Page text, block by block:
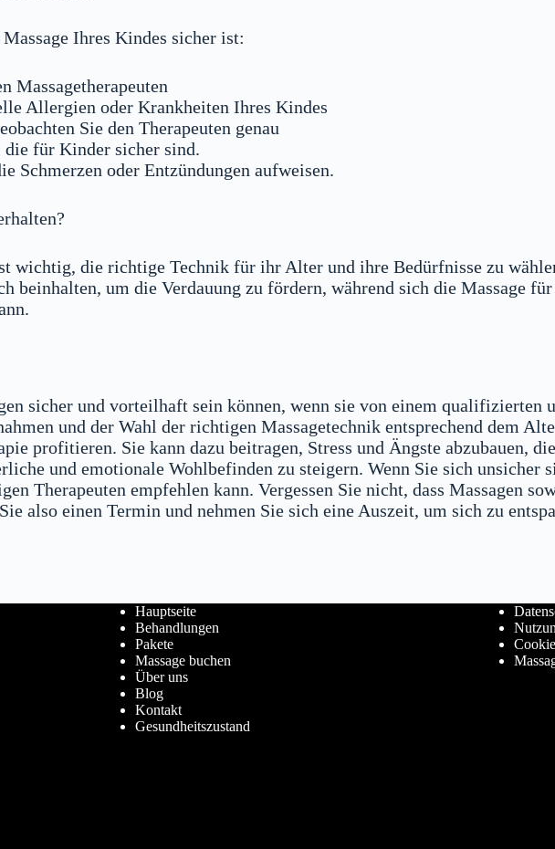
Ihres Kindes sicher ist:
Massagetherapeuten
Allergien oder Krankheiten Ihres Kindes
Sie den Therapeuten genau
die für Kinder sicher sind.
Schmerzen oder Entzündungen aufweisen.
wichtig, die richtige Technik für ihr Alter und ihre Bedürfnisse zu
beinhalten, um die Verdauung zu fördern, während sich die Massage
sicher und vorteilhaft sein können, wenn sie von einem qualifizierten
und der Wahl der richtigen Massagetechnik entsprechend dem
profitieren. Sie kann dazu beitragen, Stress und Ängste abzubauen,
und emotionale Wohlbefinden zu steigern. Wenn Sie sich unsicher
Therapeuten empfehlen kann. Vergessen Sie nicht, dass Massagen
also einen Termin und nehmen Sie sich eine Auszeit, um sich zu
Hauptseite
Behandlungen
Pakete
Massage buchen
Über uns
Blog
Kontakt
Gesundheitszustand